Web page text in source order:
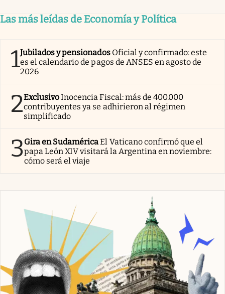
Las más leídas de Economía y Política
1Jubilados y pensionados Oficial y confirmado: este
es el calendario de pagos de ANSES en agosto de
2026
2ExclusivoInocencia Fiscal: más de 400.000
contribuyentes ya se adhirieron al régimen
simplificado
3Gira en SudaméricaEl Vaticano confirmó que el
papa León XIV visitará la Argentina en noviembre:
cómo será el viaje